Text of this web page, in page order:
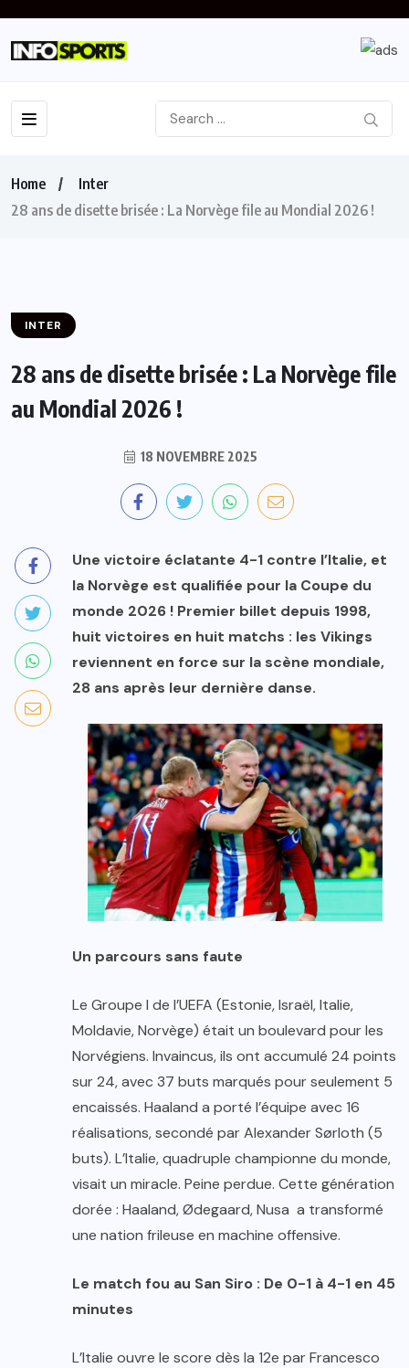
Home
Inter
28 ans de disette brisée : La Norvège file au Mondial 2026 !
INTER
28 ans de disette brisée : La Norvège file
au Mondial 2026 !
18 NOVEMBRE 2025
Une victoire éclatante 4-1 contre l’Italie, et
la Norvège est qualifiée pour la Coupe du
monde 2026 ! Premier billet depuis 1998,
huit victoires en huit matchs : les Vikings
reviennent en force sur la scène mondiale,
28 ans après leur dernière danse.
Un parcours sans faute
Le Groupe I de l’UEFA (Estonie, Israël, Italie,
Moldavie, Norvège) était un boulevard pour les
Norvégiens. Invaincus, ils ont accumulé 24 points
sur 24, avec 37 buts marqués pour seulement 5
encaissés. Haaland a porté l’équipe avec 16
réalisations, secondé par Alexander Sørloth (5
buts). L’Italie, quadruple championne du monde,
visait un miracle. Peine perdue. Cette génération
dorée : Haaland, Ødegaard, Nusa a transformé
une nation frileuse en machine offensive.
Le match fou au San Siro : De 0-1 à 4-1 en 45
minutes
L’Italie ouvre le score dès la 12e par Francesco